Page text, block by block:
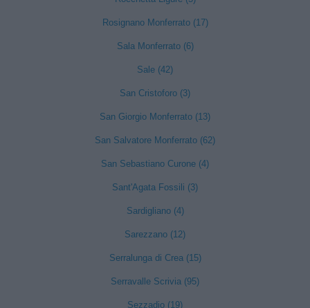
Rosignano Monferrato (17)
Sala Monferrato (6)
Sale (42)
San Cristoforo (3)
San Giorgio Monferrato (13)
San Salvatore Monferrato (62)
San Sebastiano Curone (4)
Sant'Agata Fossili (3)
Sardigliano (4)
Sarezzano (12)
Serralunga di Crea (15)
Serravalle Scrivia (95)
Sezzadio (19)